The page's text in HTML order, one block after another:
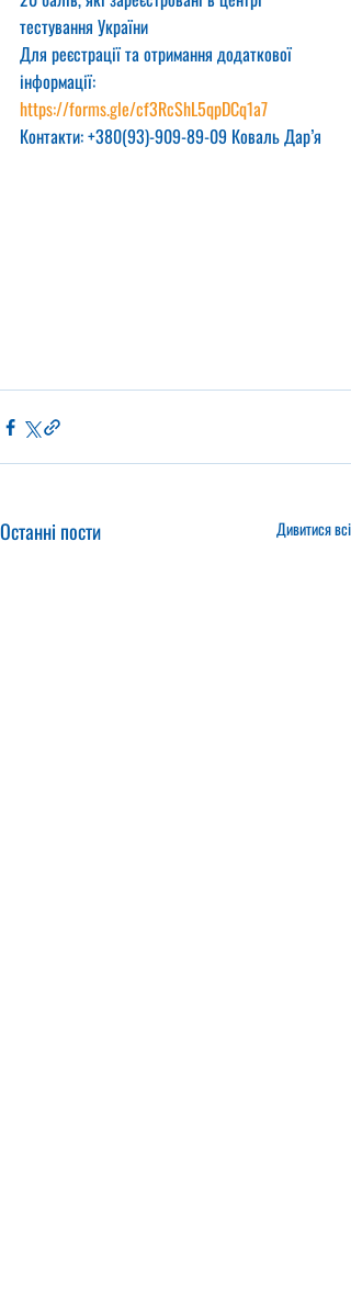
тестування України
Для реєстрації та отримання додаткової
інформації:
https://forms.gle/cf3RcShL5qpDCq1a7
Контакти: +380(93)-909-89-09 Коваль Дар’я
Останні пости Дивитися всі